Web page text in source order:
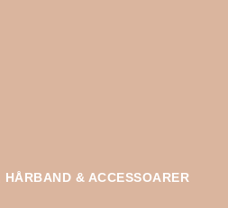
HÅRBAND & ACCESSOARER